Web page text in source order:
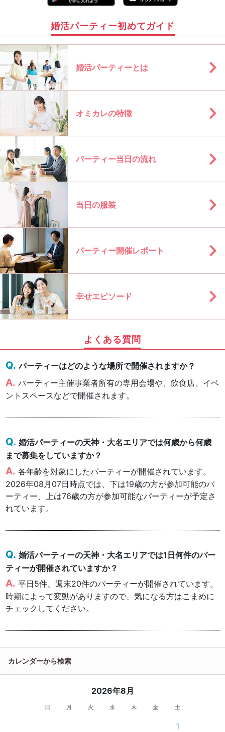
婚活パーティー初めてガイド
婚活パーティーとは
オミカレの特徴
パーティー当日の流れ
当日の服装
パーティー開催レポート
幸せエピソード
よくある質問
パーティーはどのような場所で開催されますか？
パーティー主催事業者所有の専用会場や、飲食店、イベ
ントスペースなどで開催されます。
婚活パーティーの天神・大名エリアでは何歳から何歳
まで募集をしていますか？
各年齢を対象にしたパーティーが開催されています。
2026年08月07日時点では、下は19歳の方が参加可能のパ
ーティー、上は76歳の方が参加可能なパーティーが予定さ
れています。
婚活パーティーの天神・大名エリアでは1日何件のパー
ティーが開催されていますか？
平日5件、週末20件のパーティーが開催されています。
時期によって変動がありますので、気になる方はこまめに
チェックしてください。
カレンダーから検索
2026年8月
日 月 火 水 木 金 土
1